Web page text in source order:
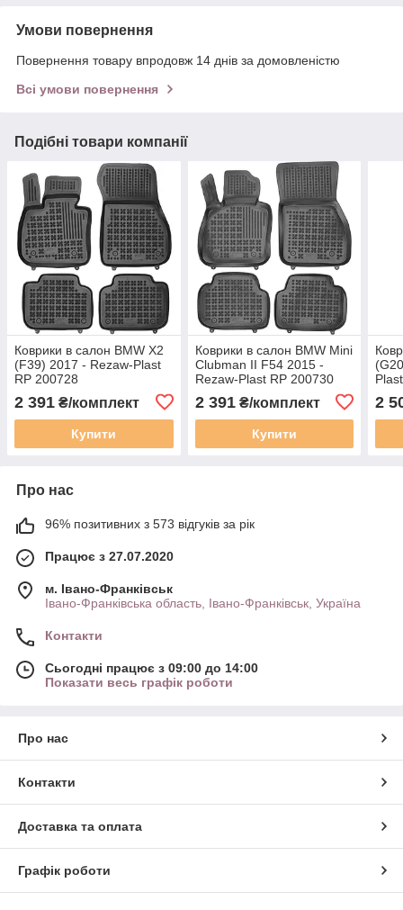
Умови повернення
Повернення товару впродовж 14 днів за домовленістю
Всі умови повернення
Подібні товари компанії
Коврики в салон BMW X2
(F39) 2017 - Rezaw-Plast
RP 200728
2 391 ₴/комплект
Купити
Коврики в салон BMW Mini
Clubman II F54 2015 -
Rezaw-Plast RP 200730
2 391₴/комплект
Купити
2
Про нас
96% позитивних з 573 відгуків за рік
Працює з 27.07.2020
м. Івано-Франківськ
Івано-Франківська область, Івано-Франківськ, Україна
Контакти
Сьогодні працює з 09:00 до 14:00
Показати весь графік роботи
Про нас
Контакти
Доставка та оплата
Графік роботи